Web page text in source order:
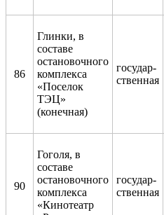
86
Глинки, в
составе
остановочного
комплекса
«Поселок
ТЭЦ»
(конечная)
государ-
ственная
90
Гоголя, в
составе
остановочного
комплекса
«Кинотеатр
государ-
ственная